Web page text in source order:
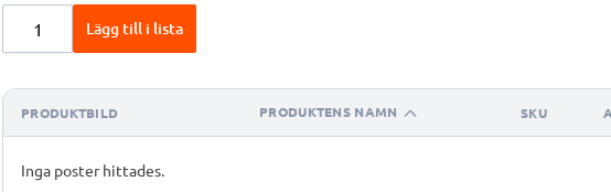
Lägg till i lista
PRODUKTBILD PRODUKTENS NAMN SKU
Inga poster hittades.